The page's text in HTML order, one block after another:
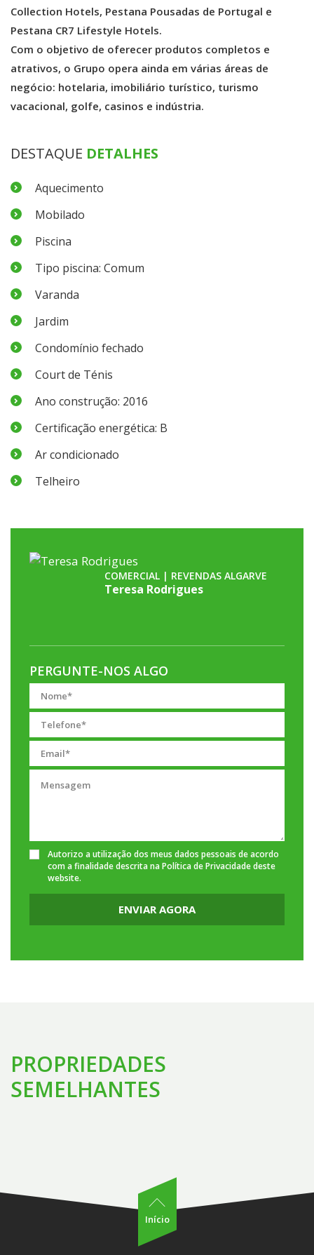
Collection Hotels, Pestana Pousadas de Portugal e
Pestana CR7 Lifestyle Hotels.
Com o objetivo de oferecer produtos completos e
atrativos, o Grupo opera ainda em várias áreas de
negócio: hotelaria, imobiliário turístico, turismo
vacacional, golfe, casinos e indústria.
DESTAQUE DETALHES
Aquecimento
Mobilado
Piscina
Tipo piscina: Comum
Varanda
Jardim
Condomínio fechado
Court de Ténis
Ano construção: 2016
Certificação energética: B
Ar condicionado
Telheiro
COMERCIAL | REVENDAS ALGARVE
Teresa Rodrigues
PERGUNTE-NOS ALGO
Autorizo a utilização dos meus dados pessoais de acordo
com a finalidade descrita na Política de Privacidadedeste
website.
ENVIAR AGORA
PROPRIEDADES
SEMELHANTES
Início